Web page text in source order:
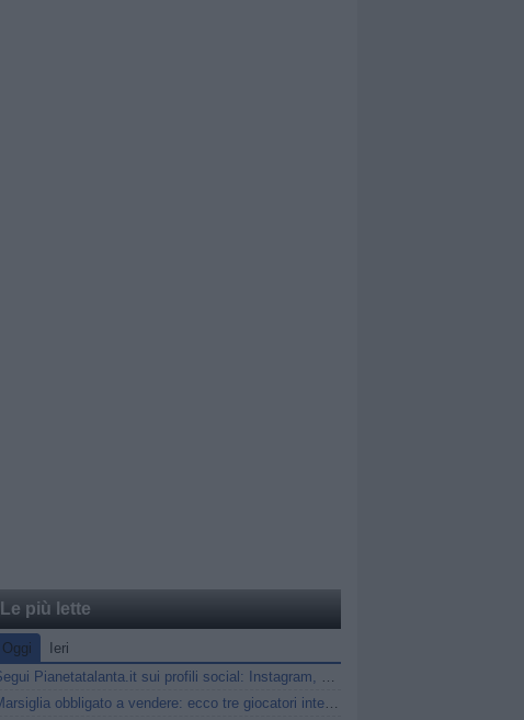
Le più lette
Oggi
Ieri
Segui Pianetatalanta.it sui profili social: Instagram, X e Facebook
Marsiglia obbligato a vendere: ecco tre giocatori interessanti per l'Atalanta